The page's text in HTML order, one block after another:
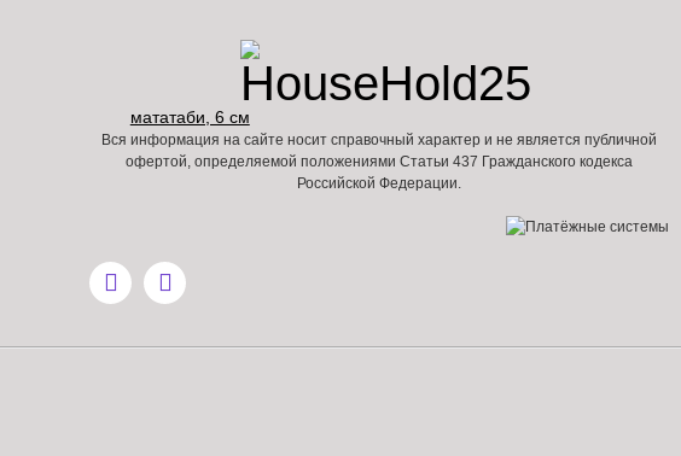
Вся информация на сайте носит справочный характер и не является публичной
офертой, определяемой положениями Статьи 437 Гражданского кодекса
Российской Федерации.